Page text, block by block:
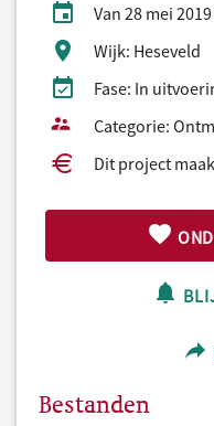
Van 28 mei
Wijk: Heseveld
Fase: In
Categorie:
Dit project
Bestanden